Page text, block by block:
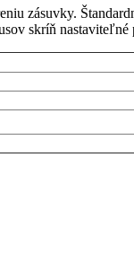
zásuvky.
skríň